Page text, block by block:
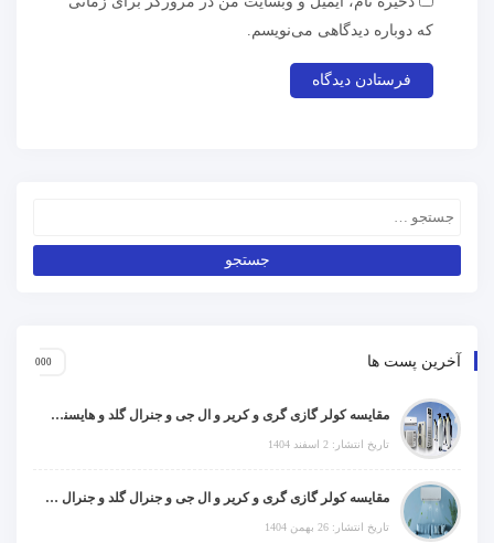
که دوباره دیدگاهی می‌نویسم.
آخرین پست ها
مقایسه کولر گازی گری و کریر و ال جی و جنرال گلد و هایسنس و مدیا و اجنرال
تاریخ انتشار: 2 اسفند 1404
مقایسه کولر گازی گری و کریر و ال جی و جنرال گلد و جنرال شکار و سامسونگ و یونیوا
تاریخ انتشار: 26 بهمن 1404